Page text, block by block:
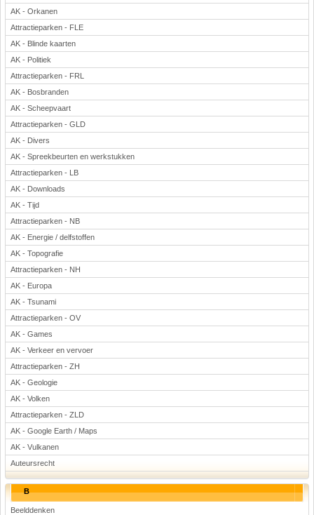
AK - Orkanen
Attractieparken - FLE
AK - Blinde kaarten
AK - Politiek
Attractieparken - FRL
AK - Bosbranden
AK - Scheepvaart
Attractieparken - GLD
AK - Divers
AK - Spreekbeurten en werkstukken
Attractieparken - LB
AK - Downloads
AK - Tijd
Attractieparken - NB
AK - Energie / delfstoffen
AK - Topografie
Attractieparken - NH
AK - Europa
AK - Tsunami
Attractieparken - OV
AK - Games
AK - Verkeer en vervoer
Attractieparken - ZH
AK - Geologie
AK - Volken
Attractieparken - ZLD
AK - Google Earth / Maps
AK - Vulkanen
Auteursrecht
B
Beelddenken